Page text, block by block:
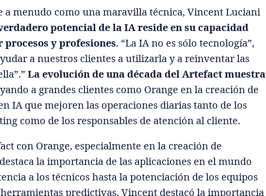
a menudo como una maravilla técnica, Vincent Luciani
potencial de la IA reside en su capacidad
y profesiones. “La IA no es sólo tecnología”,
a nuestros clientes a utilizarla y a reinventar las
La evolución de una década del Artefact muestra
a grandes clientes como Orange en la creación de
IA que mejoren las operaciones diarias tanto de los
como de los responsables de atención al cliente.
con Orange, especialmente en la creación de
la importancia de las aplicaciones en el mundo
a los técnicos hasta la potenciación de los equipos
predictivas, Vincent destacó la importancia